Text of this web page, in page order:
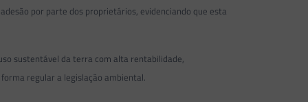
por parte dos proprietários, evidenciando que esta
sustentável da terra com alta rentabilidade,
regular a legislação ambiental.